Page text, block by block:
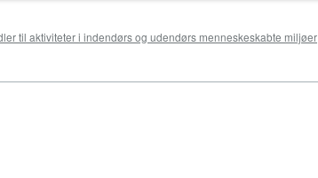
til aktiviteter i indendørs og udendørs menneskeskabte miljøer